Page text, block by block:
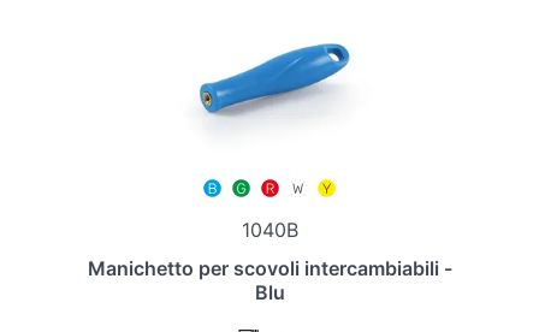
1040B
Manichetto per scovoli intercambiabili -
Blu